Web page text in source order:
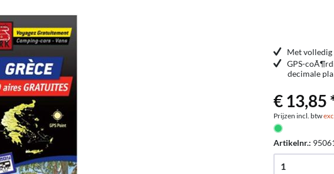
Met volledig
GPS-
decimale pla
€ 13,85
Prijzen incl. btw
Artikelnr.: